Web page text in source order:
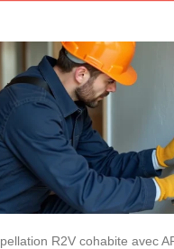
R2V cohabite avec